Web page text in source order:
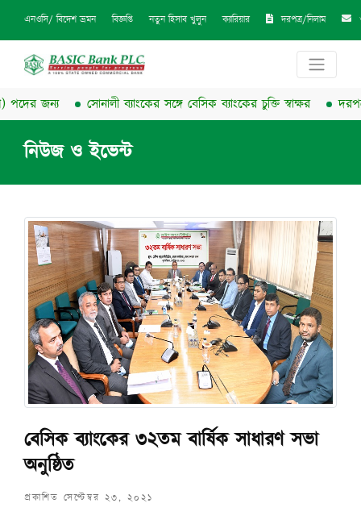
এনওসি/ বিদেশ ভ্রমন বিজ্ঞপ্তি নতুন হিসাব খুলুন ক্যারিয়ার দরপত্র/নিলাম
জন্য সোনালী ব্যাংকের সঙ্গে বেসিক ব্যাংকের চুক্তি স্বাক্ষর দরপত্র/
নিউজ ও ইভেন্ট
বেসিক ব্যাংকের ৩২তম বার্ষিক সাধারণ সভা
অনুষ্ঠিত
প্রকাশিত সেপ্টেম্বর ২৩, ২০২১